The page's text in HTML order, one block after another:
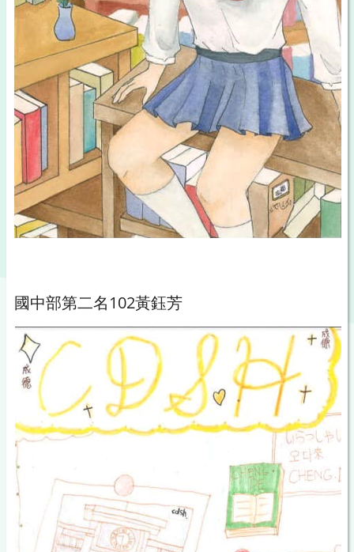
國中部第二名102黃鈺芳